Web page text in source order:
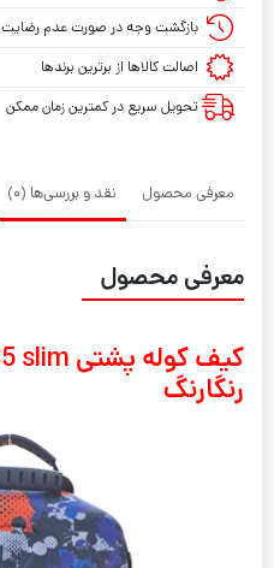
بازگشت وجه در صورت عدم رضایت
اصالت کالاها از برترین برندها
تحویل سریع در کمترین زمان ممکن
معرفی محصول نقد و بررسی‌ها (0)
معرفی محصول
رنگارنگ